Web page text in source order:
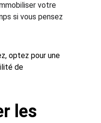
votre
si vous pensez
optez pour une
de
les